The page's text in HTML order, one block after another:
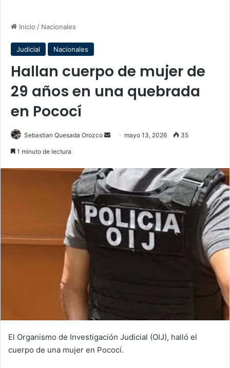
Inicio / Nacionales
Judicial Nacionales
Hallan cuerpo de mujer de
29 años en una quebrada
en Pococí
Sebastian Quesada Orozco
Send mayo 13, 2026 35
1 minuto de lectura
El Organismo de Investigación Judicial (OIJ), halló el
cuerpo de una mujer en Pococí.